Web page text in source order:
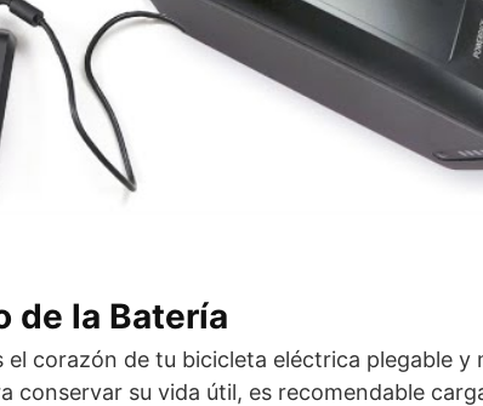
de la Batería
el corazón de tu bicicleta eléctrica plegable y
conservar su vida útil, es recomendable